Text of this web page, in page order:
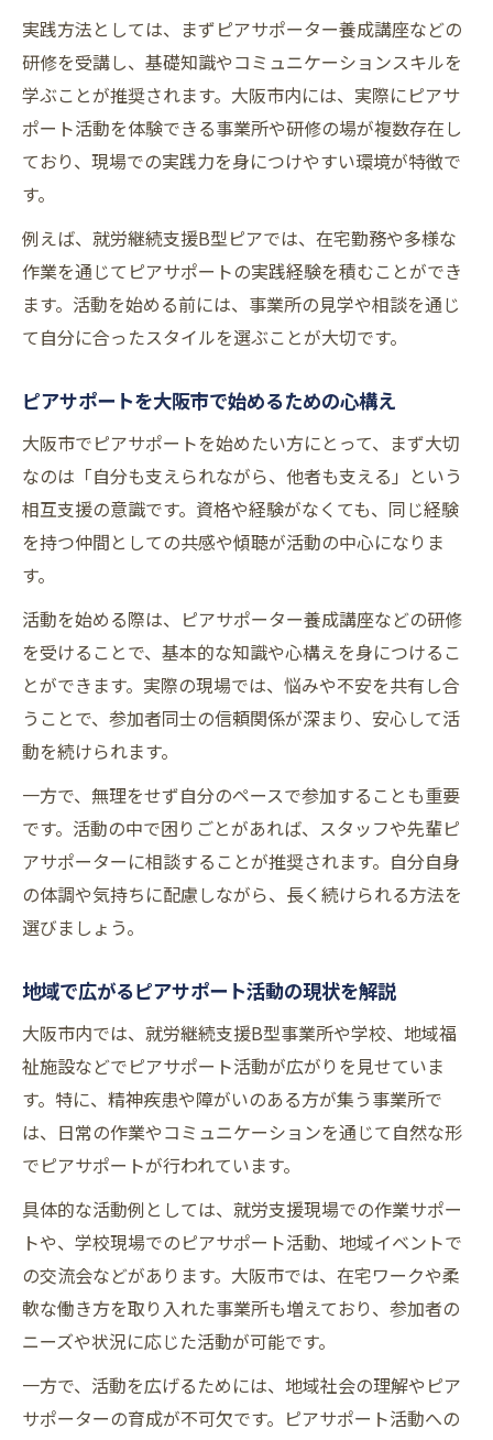
ピアサポート資格取得に向けた研修内容を
解説
ピアサポート養成講座修了後の活動ステッ
プ
エンパワーメントの視点から活動を深掘り
効果とは
ピアサポート活動でエンパワーメントを活
かす方法
自分らしいピアサポート実践に必要な視点
大阪市で実践されるエンパワーメント事例
を紹介
ピアサポートの現場で求められる支援の在
り方
ピアサポーターに資格は必要なのか徹底解説
よう
資格の有無で変わるピアサポート活動の幅
大阪市でピアサポート資格が重視される理
由
ピアサポーターになるための研修と認定制
度
資格がない場合のピアサポート実践方法と
は
実際の現場で役立つピアサポートの基本
ピアサポートの現場で求められる基本スキ
ピアサポート活動で役立つコミュニケーシ
ョン術
現場で起こる課題への対処法とエンパワー
メント
は
小学校にも広がるピアサポート活動の広がり
小学校で広がるピアサポート活動の特徴
児童同士のエンパワーメントを育む取り組
ピアサポートが小学校教育にもたらすメリ
実践方法としては、まずピアサポーター養成講座などの
研修を受講し、基礎知識やコミュニケーションスキルを
学ぶことが推奨されます。大阪市内には、実際にピアサ
ポート活動を体験できる事業所や研修の場が複数存在し
ており、現場での実践力を身につけやすい環境が特徴で
す。
例えば、就労継続支援B型ピアでは、在宅勤務や多様な
作業を通じてピアサポートの実践経験を積むことができ
ます。活動を始める前には、事業所の見学や相談を通じ
て自分に合ったスタイルを選ぶことが大切です。
ピアサポートを大阪市で始めるための心構え
大阪市でピアサポートを始めたい方にとって、まず大切
なのは「自分も支えられながら、他者も支える」という
相互支援の意識です。資格や経験がなくても、同じ経験
を持つ仲間としての共感や傾聴が活動の中心になりま
す。
活動を始める際は、ピアサポーター養成講座などの研修
を受けることで、基本的な知識や心構えを身につけるこ
とができます。実際の現場では、悩みや不安を共有し合
うことで、参加者同士の信頼関係が深まり、安心して活
動を続けられます。
一方で、無理をせず自分のペースで参加することも重要
です。活動の中で困りごとがあれば、スタッフや先輩ピ
アサポーターに相談することが推奨されます。自分自身
の体調や気持ちに配慮しながら、長く続けられる方法を
選びましょう。
地域で広がるピアサポート活動の現状を解説
大阪市内では、就労継続支援B型事業所や学校、地域福
祉施設などでピアサポート活動が広がりを見せていま
す。特に、精神疾患や障がいのある方が集う事業所で
は、日常の作業やコミュニケーションを通じて自然な形
でピアサポートが行われています。
具体的な活動例としては、就労支援現場での作業サポー
トや、学校現場でのピアサポート活動、地域イベントで
の交流会などがあります。大阪市では、在宅ワークや柔
軟な働き方を取り入れた事業所も増えており、参加者の
ニーズや状況に応じた活動が可能です。
一方で、活動を広げるためには、地域社会の理解やピア
サポーターの育成が不可欠です。ピアサポート活動への